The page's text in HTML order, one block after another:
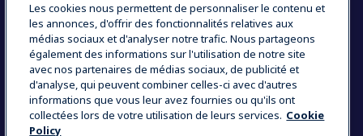
COUNTRY AND LANGUAGE
VOTRE SÉLECTION : BELGIQUE
Data Privacy Statement
Cookie Policy
Les cookies nous permettent de personnaliser le contenu et
les annonces, d'offrir des fonctionnalités relatives aux
médias sociaux et d'analyser notre trafic. Nous partageons
également des informations sur l'utilisation de notre site
avec nos partenaires de médias sociaux, de publicité et
d'analyse, qui peuvent combiner celles-ci avec d'autres
informations que vous leur avez fournies ou qu'ils ont
collectées lors de votre utilisation de leurs services. Cookie
Policy